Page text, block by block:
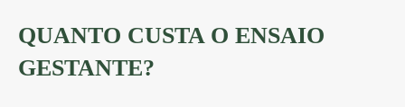
QUANTO CUSTA O ENSAIO
GESTANTE?